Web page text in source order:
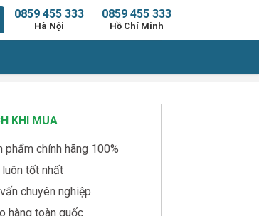
0859 455 333
Hồ Chí Minh
0859 455 333
Hà Nội
KHI MUA
phẩm chính hãng 100%
luôn tốt nhất
chuyên nghiệp
hàng toàn quốc